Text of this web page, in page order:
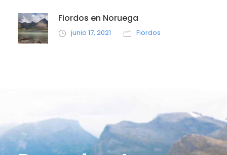
Fiordos en Noruega
junio 17, 2021 Fiordos